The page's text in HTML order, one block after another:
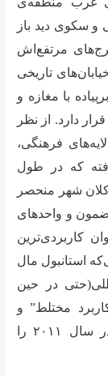
و سکوی دید باز
مرتفع‌اش
تاریخی
با مغازه و
دارد. از نظر
فرهنگی،
که در طول
کلان شهر منحصر
و واحدهای
کاربردی‌ترین
استانبول مال
در حین
مختلط” و
“پروژه‌ی بهترین توسعه‌ی مرکز خرید” را در سال ۲۰۱۱ را